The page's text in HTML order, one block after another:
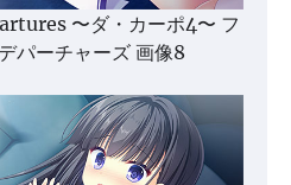
〜ダ・カーポ4〜 フ
パーチャーズ 画像8